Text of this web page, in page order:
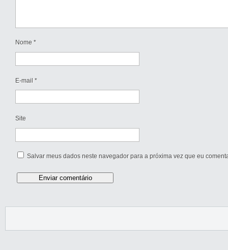
Nome *
E-mail *
Site
Salvar meus dados neste navegador para a próxima vez que eu